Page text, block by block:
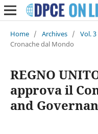
Home / Archives / Vol.
Cronache dal Mondo
REGNO
approva il
and